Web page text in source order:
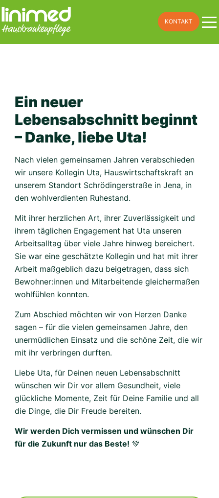
Skip
to
KONTAKT
Ein neuer
Lebensabschnitt beginnt
– Danke, liebe Uta!
Nach vielen gemeinsamen Jahren verabschieden
wir unsere Kollegin Uta, Hauswirtschaftskraft an
unserem Standort Schrödingerstraße in Jena, in
den wohlverdienten Ruhestand.
Mit ihrer herzlichen Art, ihrer Zuverlässigkeit und
ihrem täglichen Engagement hat Uta unseren
Arbeitsalltag über viele Jahre hinweg bereichert.
Sie war eine geschätzte Kollegin und hat mit ihrer
Arbeit maßgeblich dazu beigetragen, dass sich
Bewohner:innen und Mitarbeitende gleichermaßen
wohlfühlen konnten.
Zum Abschied möchten wir von Herzen Danke
sagen – für die vielen gemeinsamen Jahre, den
unermüdlichen Einsatz und die schöne Zeit, die wir
mit ihr verbringen durften.
Liebe Uta, für Deinen neuen Lebensabschnitt
wünschen wir Dir vor allem Gesundheit, viele
glückliche Momente, Zeit für Deine Familie und all
die Dinge, die Dir Freude bereiten.
Wir werden Dich vermissen und wünschen Dir
für die Zukunft nur das Beste! 💚